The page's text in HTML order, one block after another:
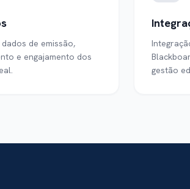
de emissão,
e engajamento dos
gestão